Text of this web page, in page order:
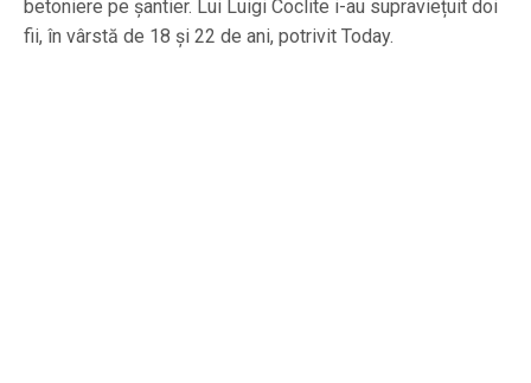
betoniere pe șantier. Lui Luigi Coclite i-au supraviețuit doi
fii, în vârstă de 18 și 22 de ani, potrivit Today.